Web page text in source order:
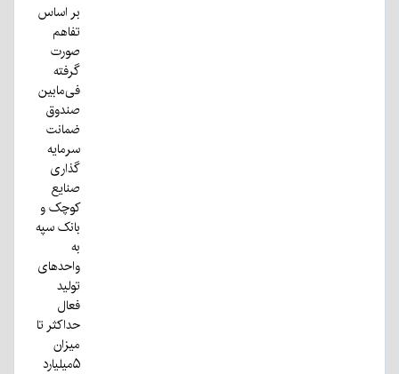
بر اساس
تفاهم
صورت
گرفته
فی‌مابین
صندوق
ضمانت
سرمایه
گذاری
صنایع
کوچک و
بانک سپه
به
واحدهای
تولید
فعال
حداکثر تا
میزان
۵میلیارد